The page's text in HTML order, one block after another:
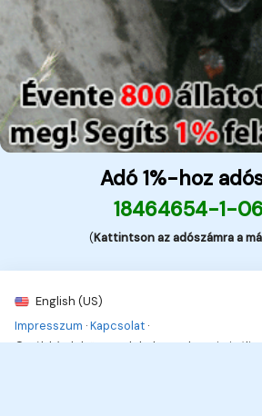
Adó 1%-hoz
18464654-1-
(Kattintson az adószámra a
English (US)
Impresszum ·Kapcsolat ·
© Kék hírek, bűnügyek, balesetek -